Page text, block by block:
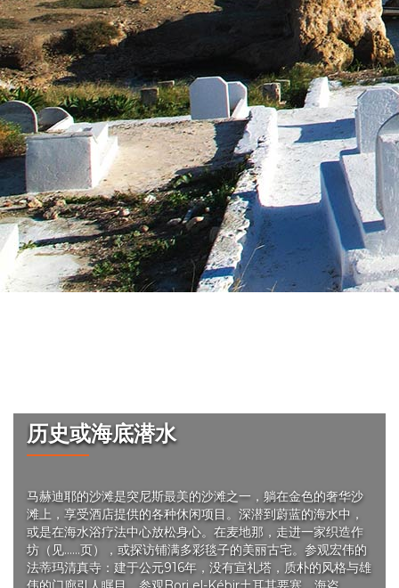
历史或海底潜水
马赫迪耶的沙滩是突尼斯最美的沙滩之一，躺在金色的奢华沙
滩上，享受酒店提供的各种休闲项目。深潜到蔚蓝的海水中，
或是在海水浴疗法中心放松身心。在麦地那，走进一家织造作
坊（见……页），或探访铺满多彩毯子的美丽古宅。参观宏伟的
法蒂玛清真寺：建于公元916年，没有宣礼塔，质朴的风格与雄